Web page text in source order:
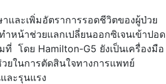
และเพิ่มอัตราการรอดชีวิตของผู้ป่วย
หน้าช่วยแลกเปลี่ยนออกซิเจนเข้าปอด
ที่ โดย Hamilton-G5 ยังเป็นเครื่องมือ
ยในการตัดสินใจทางการแพทย์
ละรุนแรง